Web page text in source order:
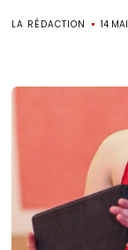
LA RÉDACTION 14